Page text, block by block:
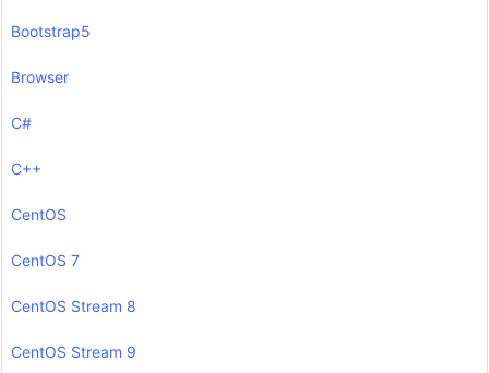
Bootstrap5
Browser
C#
C++
CentOS
CentOS 7
CentOS Stream 8
CentOS Stream 9